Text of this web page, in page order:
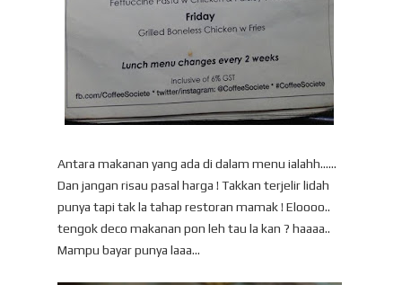
Antara makanan yang ada di dalam menu ialahh......
Dan jangan risau pasal harga ! Takkan terjelir lidah
punya tapi tak la tahap restoran mamak ! Eloooo..
tengok deco makanan pon leh tau la kan ? haaaa..
Mampu bayar punya laaa...